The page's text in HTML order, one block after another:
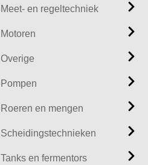
Meet- en regeltechniek
Motoren
Overige
Pompen
Roeren en mengen
Scheidingstechnieken
Tanks en fermentors